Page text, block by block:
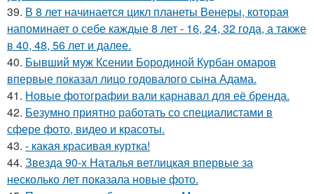
39. В 8 лет начинается цикл планеты Венеры, которая
напоминает о себе каждые 8 лет - 16, 24, 32 года, а также
в 40, 48, 56 лет и далее.
40. Бывший муж Ксении Бородиной Курбан омаров
впервые показал лицо годовалого сына Адама.
41. Новые фотографии вали карнавал для её бренда.
42. Безумно приятно работать со специалистами в
сфере фото, видео и красоты.
43. - какая красивая куртка!
44. Звезда 90-х Наталья ветлицкая впервые за
несколько лет показала новые фото.